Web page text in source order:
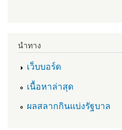
นำทาง
เว็บบอร์ด
เนื้อหาล่าสุด
ผลสลากกินแบ่งรัฐบาล